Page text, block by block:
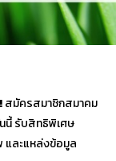
สมัครสมาชิกสมาคม
นี้ รับสิทธิพิเศษ
และแหล่งข้อมูล